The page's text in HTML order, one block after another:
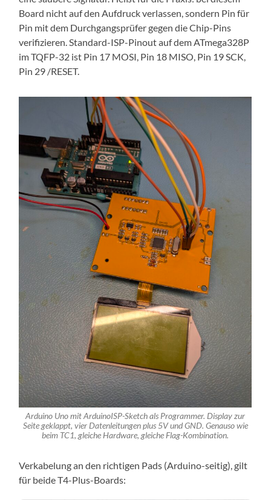
Board nicht auf den Aufdruck verlassen, sondern Pin für
Pin mit dem Durchgangsprüfer gegen die Chip-Pins
verifizieren. Standard-ISP-Pinout auf dem ATmega328P
im TQFP-32 ist Pin 17 MOSI, Pin 18 MISO, Pin 19 SCK,
Pin 29 /RESET.
Arduino Uno mit ArduinoISP-Sketch als Programmer. Display zur
Seite geklappt, vier Datenleitungen plus 5V und GND. Genauso wie
beim TC1, gleiche Hardware, gleiche Flag-Kombination.
Verkabelung an den richtigen Pads (Arduino-seitig), gilt
für beide T4-Plus-Boards: